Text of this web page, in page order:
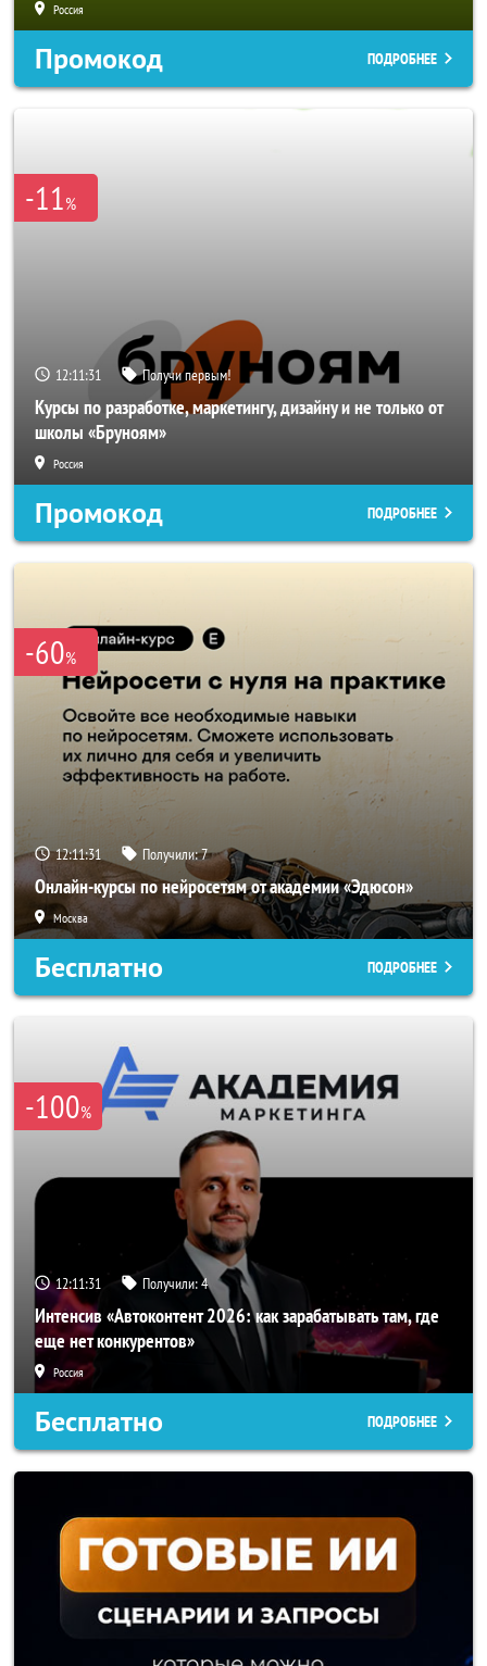
Россия
Промокод ПОДРОБНЕЕ
-11%
12:11:29 Получи первым!
Курсы по разработке, маркетингу, дизайну и не только от
школы «Бруноям»
Россия
Промокод ПОДРОБНЕЕ
-60%
12:11:29 Получили:7
Онлайн-курсы по нейросетям от академии «Эдюсон»
Москва
Бесплатно ПОДРОБНЕЕ
-100%
12:11:29 Получили:4
Интенсив «Автоконтент 2026: как зарабатывать там, где
еще нет конкурентов»
Россия
Бесплатно ПОДРОБНЕЕ